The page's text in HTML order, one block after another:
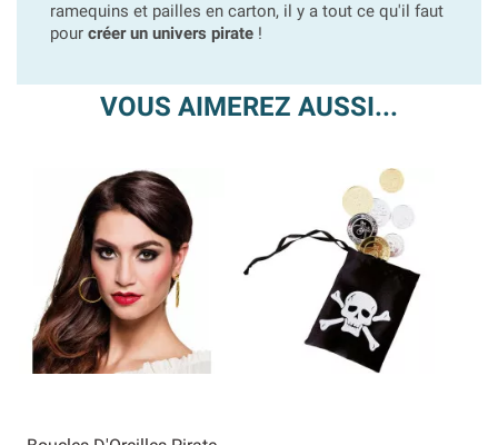
ramequins et pailles en carton, il y a tout ce qu'il faut
pour créer un univers pirate !
VOUS AIMEREZ AUSSI...